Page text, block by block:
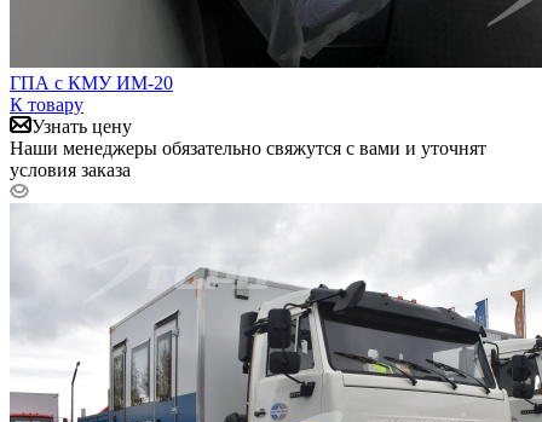
ГПА с КМУ ИМ-20
К товару
Узнать цену
Наши менеджеры обязательно свяжутся с вами и уточнят
условия заказа